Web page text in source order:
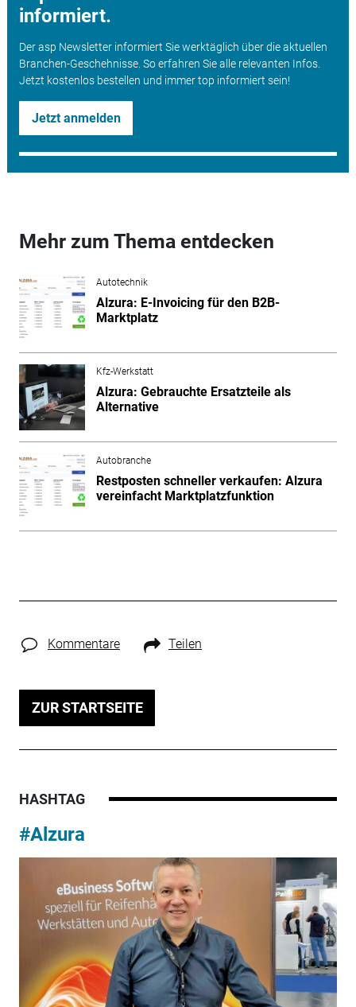
informiert.
Der asp Newsletter informiert Sie werktäglich über die aktuellen
Branchen-Geschehnisse. So erfahren Sie alle relevanten Infos.
Jetzt kostenlos bestellen und immer top informiert sein!
Jetzt anmelden
Mehr zum Thema entdecken
Autotechnik
Alzura: E-Invoicing für den B2B-
Marktplatz
Kfz-Werkstatt
Alzura: Gebrauchte Ersatzteile als
Alternative
Autobranche
Restposten schneller verkaufen: Alzura
vereinfacht Marktplatzfunktion
Kommentare Teilen
ZUR STARTSEITE
HASHTAG
#Alzura